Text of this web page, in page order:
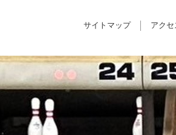
サイトマップ アクセ